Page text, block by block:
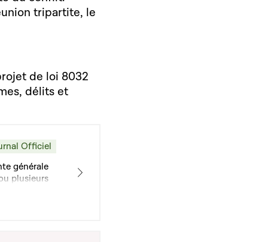
tripartite, le
de loi 8032
délits et
Officiel
générale
plusieurs